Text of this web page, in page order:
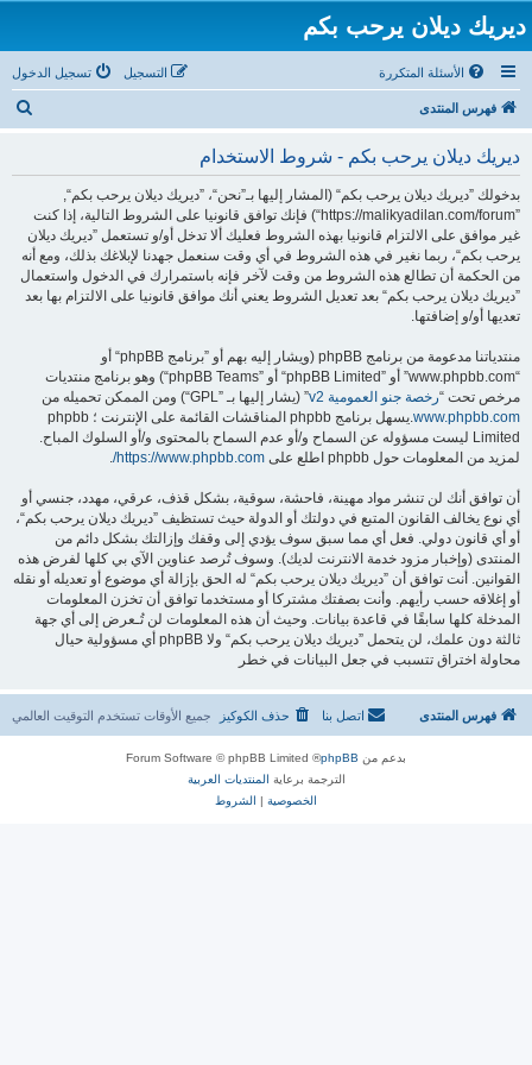
ديريك ديلان يرحب بكم
الأسئلة المتكررة تسجيل الدخول التسجيل
فهرس المنتدى
ديريك ديلان يرحب بكم - شروط الاستخدام
بدخولك ”ديريك ديلان يرحب بكم“ (المشار إليها بـ”نحن“، ”ديريك ديلان يرحب بكم“,
”https://malikyadilan.com/forum“) فإنك توافق قانونيا على الشروط التالية، إذا كنت
غير موافق على الالتزام قانونيا بهذه الشروط فعليك ألا تدخل أو/و تستعمل ”ديريك ديلان
يرحب بكم“، ربما نغير في هذه الشروط في أي وقت سنعمل جهدنا لإبلاغك بذلك، ومع أنه
من الحكمة أن تطالع هذه الشروط من وقت لآخر فإنه باستمرارك في الدخول واستعمال
”ديريك ديلان يرحب بكم“ بعد تعديل الشروط يعني أنك موافق قانونيا على الالتزام بها بعد
تعديها أو/و إضافتها.
منتدياتنا مدعومة من برنامج phpBB (ويشار إليه بهم أو ”برنامج phpBB“ أو
“www.phpbb.com” أو ”phpBB Limited“ أو ”phpBB Teams“) وهو برنامج منتديات
مرخص تحت “رخصة جنو العمومية v2
” (يشار إليها بـ ”GPL“) ومن الممكن تحميله من
www.phpbb.com
.يسهل برنامج phpbb المناقشات القائمة على الإنترنت ؛ phpbb
Limited ليست مسؤوله عن السماح و/أو عدم السماح بالمحتوى و/أو السلوك المباح.
لمزيد من المعلومات حول phpbb اطلع على
https://www.phpbb.com/
.
أن توافق أنك لن تنشر مواد مهينة، فاحشة، سوقية، بشكل قذف، عرقي، مهدد، جنسي أو
أي نوع يخالف القانون المتبع في دولتك أو الدولة حيث تستظيف ”ديريك ديلان يرحب بكم“،
أو أي قانون دولي. فعل أي مما سبق سوف يؤدي إلى وقفك وإزالتك بشكل دائم من
المنتدى (وإخبار مزود خدمة الانترنت لديك). وسوف تُرصد عناوين الآي بي كلها لفرض هذه
القوانين. أنت توافق أن ”ديريك ديلان يرحب بكم“ له الحق بإزالة أي موضوع أو تعديله أو نقله
أو إغلاقه حسب رأيهم. وأنت بصفتك مشتركا أو مستخدما توافق أن تخزن المعلومات
المدخلة كلها سابقًا في قاعدة بيانات. وحيث أن هذه المعلومات لن تُـعرض إلى أي جهة
ثالثة دون علمك، لن يتحمل ”ديريك ديلان يرحب بكم“ ولا phpBB أي مسؤولية حيال
محاولة اختراق تتسبب في جعل البيانات في خطر
فهرس المنتدى جميع الأوقات تستخدم التوقيت العالمي حذف الكوكيز اتصل بنا
بدعم من phpBB
® Forum Software © phpBB Limited
الترجمة برعاية المنتديات العربية
الخصوصية | الشروط